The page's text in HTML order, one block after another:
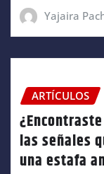
Yajaira
ARTÍCULOS
las señales
una estafa